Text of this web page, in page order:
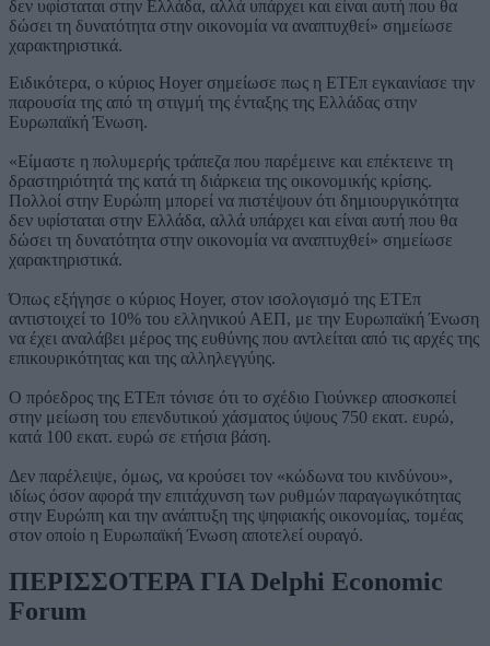
δεν υφίσταται στην Ελλάδα, αλλά υπάρχει και είναι αυτή που θα
δώσει τη δυνατότητα στην οικονομία να αναπτυχθεί» σημείωσε
χαρακτηριστικά.
Ειδικότερα, ο κύριος Hoyer σημείωσε πως η ΕΤΕπ εγκαινίασε την
παρουσία της από τη στιγμή της ένταξης της Ελλάδας στην
Ευρωπαϊκή Ένωση.
«Είμαστε η πολυμερής τράπεζα που παρέμεινε και επέκτεινε τη
δραστηριότητά της κατά τη διάρκεια της οικονομικής κρίσης.
Πολλοί στην Ευρώπη μπορεί να πιστέψουν ότι δημιουργικότητα
δεν υφίσταται στην Ελλάδα, αλλά υπάρχει και είναι αυτή που θα
δώσει τη δυνατότητα στην οικονομία να αναπτυχθεί» σημείωσε
χαρακτηριστικά.
Όπως εξήγησε ο κύριος Hoyer, στον ισολογισμό της ΕΤΕπ
αντιστοιχεί το 10% του ελληνικού ΑΕΠ, με την Ευρωπαϊκή Ένωση
να έχει αναλάβει μέρος της ευθύνης που αντλείται από τις αρχές της
επικουρικότητας και της αλληλεγγύης.
Ο πρόεδρος της ΕΤΕπ τόνισε ότι το σχέδιο Γιούνκερ αποσκοπεί
στην μείωση του επενδυτικού χάσματος ύψους 750 εκατ. ευρώ,
κατά 100 εκατ. ευρώ σε ετήσια βάση.
Δεν παρέλειψε, όμως, να κρούσει τον «κώδωνα του κινδύνου»,
ιδίως όσον αφορά την επιτάχυνση των ρυθμών παραγωγικότητας
στην Ευρώπη και την ανάπτυξη της ψηφιακής οικονομίας, τομέας
στον οποίο η Ευρωπαϊκή Ένωση αποτελεί ουραγό.
ΠΕΡΙΣΣΟΤΕΡΑ ΓΙΑ Delphi Economic
Forum